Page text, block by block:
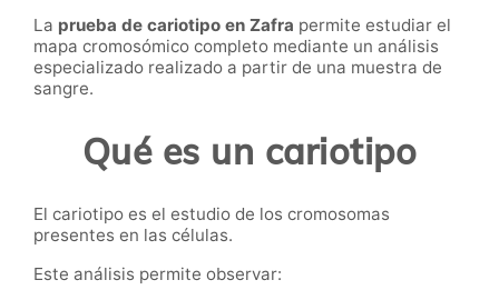
La prueba de cariotipo en Zafra permite estudiar el
mapa cromosómico completo mediante un análisis
especializado realizado a partir de una muestra de
sangre.
Qué es un cariotipo
El cariotipo es el estudio de los cromosomas
presentes en las células.
Este análisis permite observar: